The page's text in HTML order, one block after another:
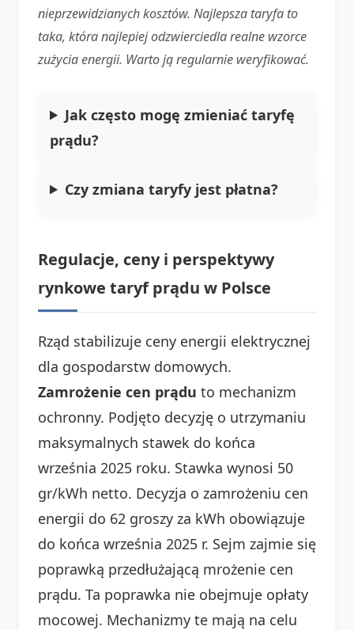
nieprzewidzianych kosztów. Najlepsza taryfa to
taka, która najlepiej odzwierciedla realne wzorce
zużycia energii. Warto ją regularnie weryfikować.
Jak często mogę zmieniać taryfę
prądu?
Czy zmiana taryfy jest płatna?
Regulacje, ceny i perspektywy
rynkowe taryf prądu w Polsce
Rząd stabilizuje ceny energii elektrycznej
dla gospodarstw domowych.
Zamrożenie cen prądu to mechanizm
ochronny. Podjęto decyzję o utrzymaniu
maksymalnych stawek do końca
września 2025 roku. Stawka wynosi 50
gr/kWh netto. Decyzja o zamrożeniu cen
energii do 62 groszy za kWh obowiązuje
do końca września 2025 r. Sejm zajmie się
poprawką przedłużającą mrożenie cen
prądu. Ta poprawka nie obejmuje opłaty
mocowej. Mechanizmy te mają na celu